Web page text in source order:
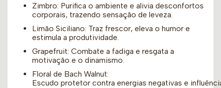
Zimbro: Purifica o ambiente e alivia desconfortos
corporais, trazendo sensação de leveza.
Limão Siciliano: Traz frescor, eleva o humor e
estimula a produtividade.
Grapefruit: Combate a fadiga e resgata a
motivação e o dinamismo.
Floral de Bach Walnut:
Escudo protetor contra energias negativas e